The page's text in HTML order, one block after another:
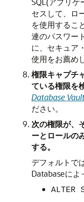
セスして、ロ
を使用するこ
連のパスワー
に、セキュア
使用をお薦め
権限キャプチ
ている権限を
Database
ださい。
次の権限が、
ーとロールの
する。
デフォルトで
Databaseによ
ALTER